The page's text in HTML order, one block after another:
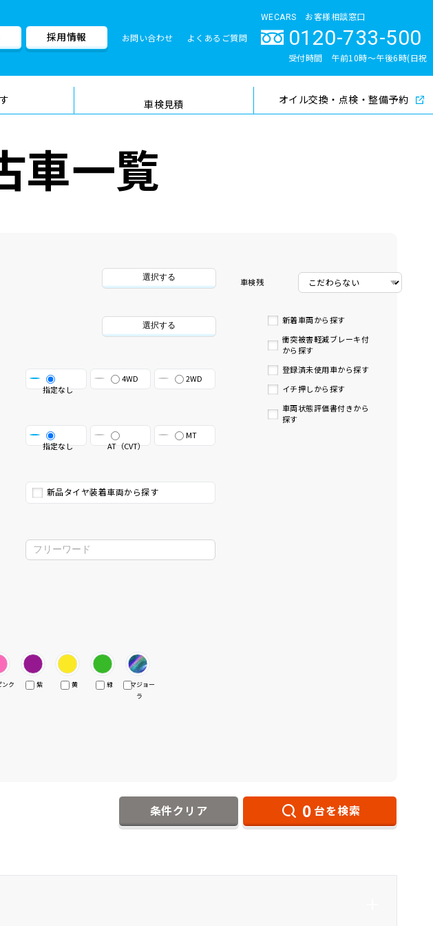
検索
採用情報 お問い合わせ よくあるご質問
WECARS お客様相談窓口
0120-733-500
受付時間 午前10時〜午後6時(日祝
車検見積
品質管理とサポート体制
オイル交換・点検・整備予約
車一覧
選択する
選択する
指定なし
4WD 2WD
指定なし AT（CVT）
MT
新品タイヤ装着車両から探す
車検残
新着車両から探す
衝突被害軽減ブレーキ付
から探す
登録済未使用車から探す
イチ押しから探す
車両状態評価書付きから
探す
ンク 紫 黄 緑
マジョー
ラ
条件クリア 0 台を検索